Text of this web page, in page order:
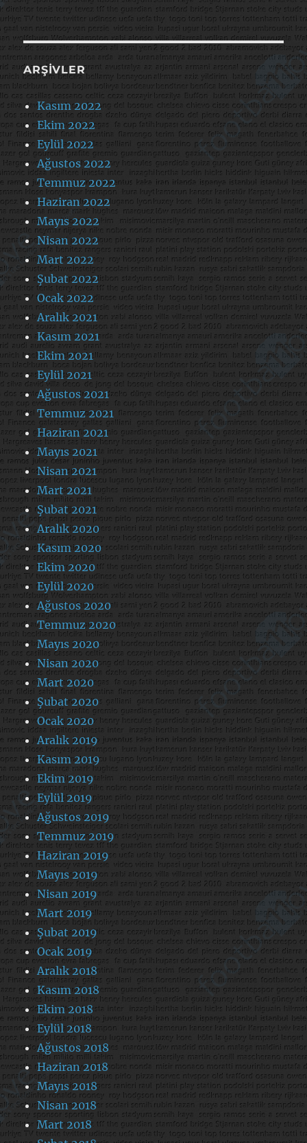
ARŞIVLER
Kasım 2022
Ekim 2022
Eylül 2022
Ağustos 2022
Temmuz 2022
Haziran 2022
Mayıs 2022
Nisan 2022
Mart 2022
Şubat 2022
Ocak 2022
Aralık 2021
Kasım 2021
Ekim 2021
Eylül 2021
Ağustos 2021
Temmuz 2021
Haziran 2021
Mayıs 2021
Nisan 2021
Mart 2021
Şubat 2021
Aralık 2020
Kasım 2020
Ekim 2020
Eylül 2020
Ağustos 2020
Temmuz 2020
Mayıs 2020
Nisan 2020
Mart 2020
Şubat 2020
Ocak 2020
Aralık 2019
Kasım 2019
Ekim 2019
Eylül 2019
Ağustos 2019
Temmuz 2019
Haziran 2019
Mayıs 2019
Nisan 2019
Mart 2019
Şubat 2019
Ocak 2019
Aralık 2018
Kasım 2018
Ekim 2018
Eylül 2018
Ağustos 2018
Haziran 2018
Mayıs 2018
Nisan 2018
Mart 2018